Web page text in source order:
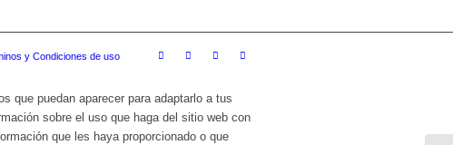
y Condiciones de uso
que puedan aparecer para adaptarlo a tus
sobre el uso que haga del sitio web con
que les haya proporcionado o que